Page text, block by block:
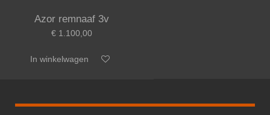
Azor remnaaf 3v
€ 1.100,00
In winkelwagen